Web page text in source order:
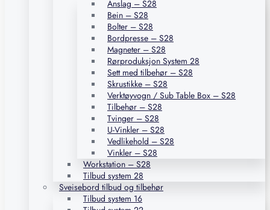
Anslag – S28
Bein – S28
Bolter – S28
Bordpresse – S28
Magneter – S28
Rørproduksjon System 28
Sett med tilbehør – S28
Skrustikke – S28
Verktøyvogn / Sub Table Box – S28
Tilbehør – S28
Tvinger – S28
U-Vinkler – S28
Vedlikehold – S28
Vinkler – S28
Workstation – S28
Tilbud system 28
Sveisebord tilbud og tilbehør
Tilbud system 16